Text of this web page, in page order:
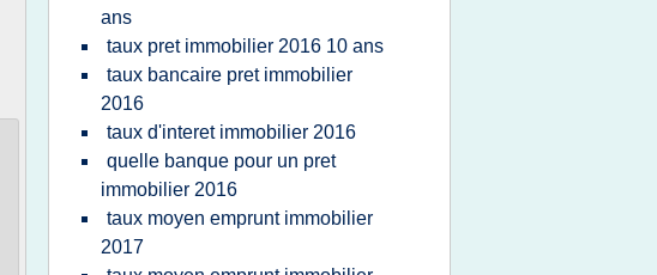
ans
taux pret immobilier 2016 10 ans
taux bancaire pret immobilier
2016
taux d'interet immobilier 2016
quelle banque pour un pret
immobilier 2016
taux moyen emprunt immobilier
2017